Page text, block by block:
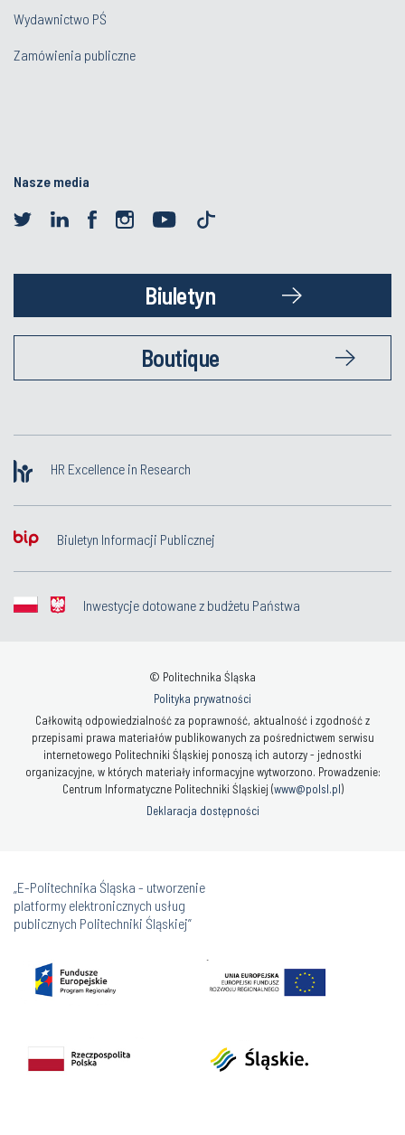
Wydawnictwo PŚ
Zamówienia publiczne
Nasze media
Biuletyn
Boutique
HR Excellence in Research
Biuletyn Informacji Publicznej
Inwestycje dotowane z budżetu Państwa
© Politechnika Śląska
Polityka prywatności
Całkowitą odpowiedzialność za poprawność, aktualność i zgodność z
przepisami prawa materiałów publikowanych za pośrednictwem serwisu
internetowego Politechniki Śląskiej ponoszą ich autorzy - jednostki
organizacyjne, w których materiały informacyjne wytworzono. Prowadzenie:
Centrum Informatyczne Politechniki Śląskiej (www@polsl.pl)
Deklaracja dostępności
„E-Politechnika Śląska - utworzenie
platformy elektronicznych usług
publicznych Politechniki Śląskiej”